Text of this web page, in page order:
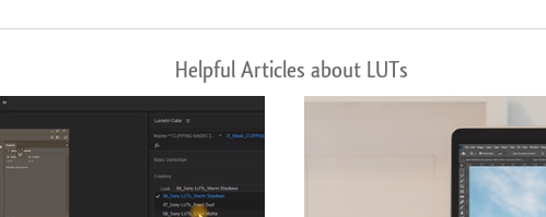
Helpful Articles about LUTs